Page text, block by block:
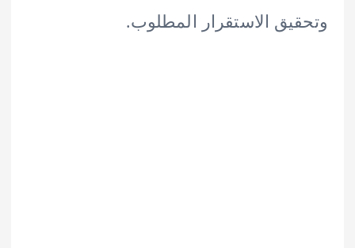
الاستقرار المطلوب.